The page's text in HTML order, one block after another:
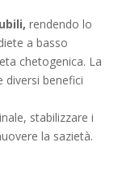
rendendo lo
a basso
chetogenica. La
diversi benefici
stabilizzare i
la sazietà.